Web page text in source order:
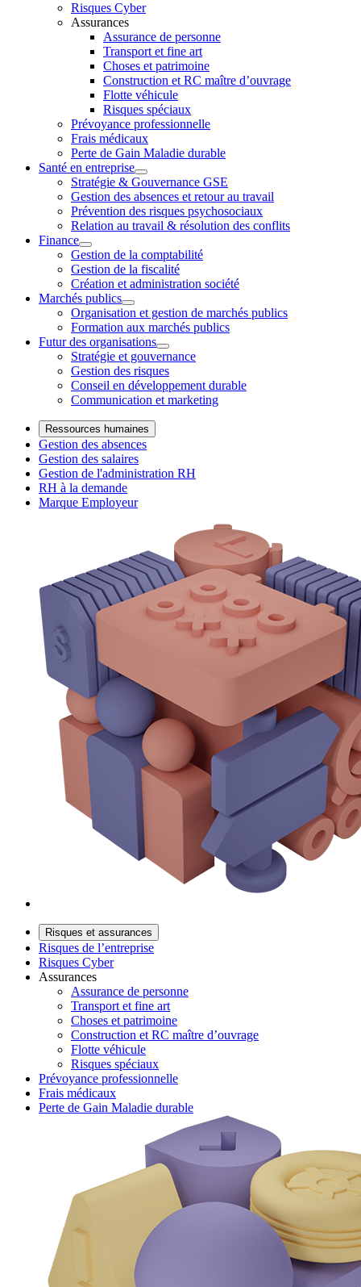
Risques Cyber
Assurances
Assurance de personne
Transport et fine art
Choses et patrimoine
Construction et RC maître d’ouvrage
Flotte véhicule
Risques spéciaux
Prévoyance professionnelle
Frais médicaux
Perte de Gain Maladie durable
Santé en entreprise
Stratégie & Gouvernance GSE
Gestion des absences et retour au travail
Prévention des risques psychosociaux
Relation au travail & résolution des conflits
Finance
Gestion de la comptabilité
Gestion de la fiscalité
Création et administration société
Marchés publics
Organisation et gestion de marchés publics
Formation aux marchés publics
Futur des organisations
Stratégie et gouvernance
Gestion des risques
Conseil en développement durable
Communication et marketing
Ressources humaines
Gestion des absences
Gestion des salaires
Gestion de l'administration RH
RH à la demande
Marque Employeur
Risques et assurances
Risques de l’entreprise
Risques Cyber
Assurances
Assurance de personne
Transport et fine art
Choses et patrimoine
Construction et RC maître d’ouvrage
Flotte véhicule
Risques spéciaux
Prévoyance professionnelle
Frais médicaux
Perte de Gain Maladie durable